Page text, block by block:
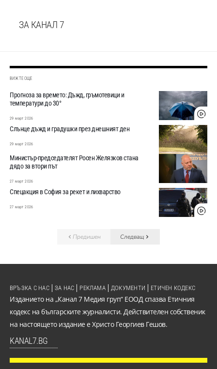
ЗА КАНАЛ 7
ВИЖТЕ ОЩЕ
Прогноза за времето: Дъжд, гръмотевици и
температури до 30°
29 март 2026
Слънце дъжд и градушки през днешният ден
29 март 2026
Министър-председателят Росен Желязков стана
дядо за втори път
27 март 2026
Спецакция в София за рекет и лихварство
27 март 2026
Предишен Следващ
Изданието на „Канал 7 Медия груп“ ЕООД спазва Етичния
кодекс на българските журналисти. Действителен собственик
на настоящето издание е Христо Георгиев Гешов.
KANAL7.BG
ВРЪЗКА С НАС ЗА НАС РЕКЛАМА ДОКУМЕНТИ ЕТИЧЕН КОДЕКС